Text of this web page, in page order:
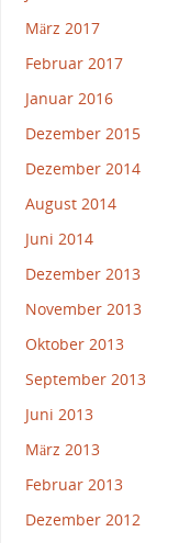
März 2017
Februar 2017
Januar 2016
Dezember 2015
Dezember 2014
August 2014
Juni 2014
Dezember 2013
November 2013
Oktober 2013
September 2013
Juni 2013
März 2013
Februar 2013
Dezember 2012